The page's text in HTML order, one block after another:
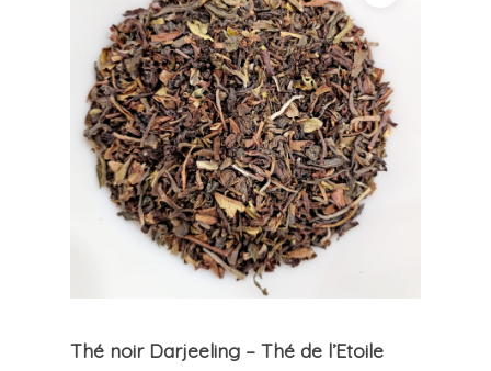
Thé noir Darjeeling – Thé de l’Etoile